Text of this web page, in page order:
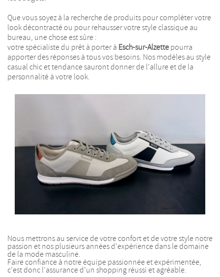
Que vous soyez à la recherche de produits pour compléter votre
look décontracté ou pour rehausser votre style classique au
bureau, une chose est sûre :
votre spécialiste du prêt à porter à Esch-sur-Alzette pourra
apporter des réponses à tous vos besoins. Nos modèles au style
casual chic et tendance sauront donner de l’allure et de la
personnalité à votre look.
Nous mettrons au service de votre confort et de votre style notre
passion et nos plusieurs années d’expérience dans le domaine
de la mode masculine.
Faire confiance à notre équipe passionnée et expérimentée,
c’est donc l’assurance d’un shopping réussi et agréable.